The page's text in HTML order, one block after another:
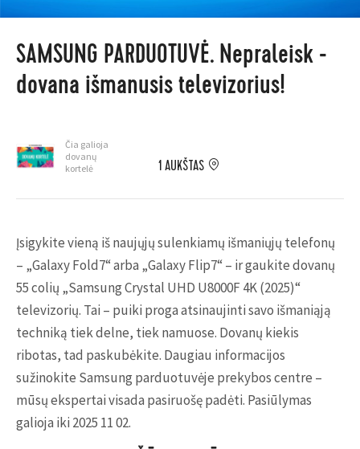
SAMSUNG PARDUOTUVĖ. Nepraleisk -
dovana išmanusis televizorius!
Čia galioja
dovanų
kortelė
1 AUKŠTAS
Įsigykite vieną iš naujųjų sulenkiamų išmaniųjų telefonų
– „Galaxy Fold7“ arba „Galaxy Flip7“ – ir gaukite dovanų
55 colių „Samsung Crystal UHD U8000F 4K (2025)“
televizorių. Tai – puiki proga atsinaujinti savo išmaniąją
techniką tiek delne, tiek namuose. Dovanų kiekis
ribotas, tad paskubėkite. Daugiau informacijos
sužinokite Samsung parduotuvėje prekybos centre –
mūsų ekspertai visada pasiruošę padėti. Pasiūlymas
galioja iki 2025 11 02.